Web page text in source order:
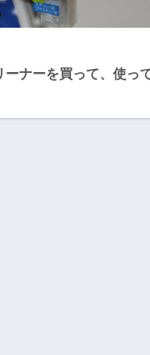
ーナーを買って、使っ